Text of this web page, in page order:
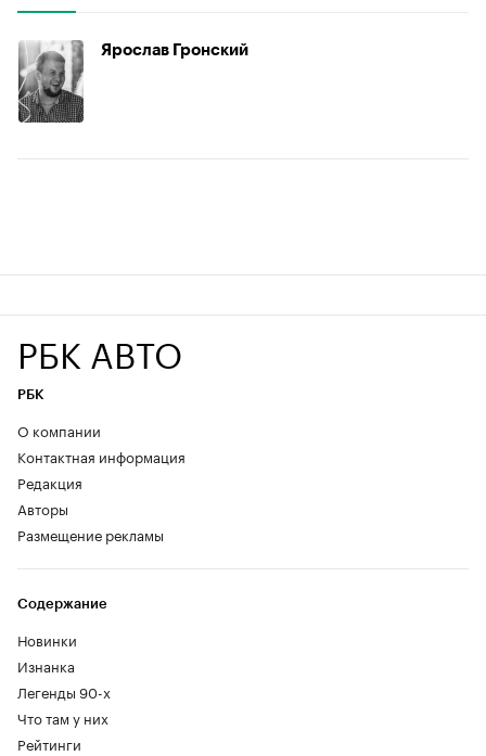
Ярослав Гронский
РБК АВТО
РБК
О компании
Контактная информация
Редакция
Авторы
Размещение рекламы
Содержание
Новинки
Изнанка
Легенды 90-х
Что там у них
Рейтинги